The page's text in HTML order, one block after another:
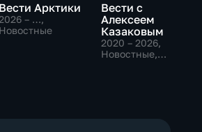
Вести Арктики
2026 – …,
Новостные
Вести с
Алексеем
Казаковым
2020 – 2026,
Новостные,